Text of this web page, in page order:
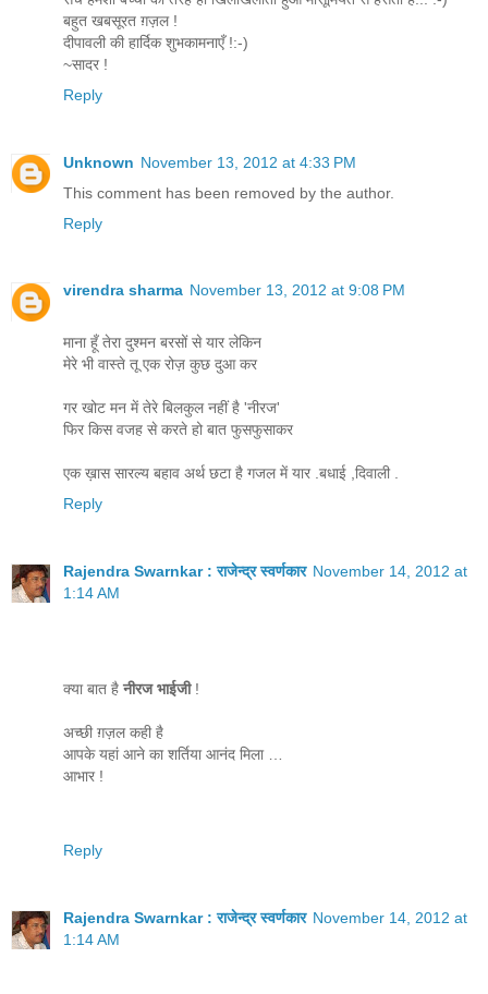
बहुत खबसूरत ग़ज़ल !
दीपावली की हार्दिक शुभकामनाएँ !:-)
~सादर !
Reply
Unknown November 13, 2012 at 4:33 PM
This comment has been removed by the author.
Reply
virendra sharma November 13, 2012 at 9:08 PM
माना हूँ तेरा दुश्मन बरसों से यार लेकिन
मेरे भी वास्ते तू एक रोज़ कुछ दुआ कर
गर खोट मन में तेरे बिलकुल नहीं है 'नीरज'
फिर किस वजह से करते हो बात फुसफुसाकर
एक ख़ास सारल्य बहाव अर्थ छटा है गजल में यार .बधाई ,दिवाली .
Reply
Rajendra Swarnkar : राजेन्द्र स्वर्णकार November 14, 2012 at
1:14 AM
क्या बात है नीरज भाईजी !
अच्छी ग़ज़ल कही है
आपके यहां आने का शर्तिया आनंद मिला …
आभार !
Reply
Rajendra Swarnkar : राजेन्द्र स्वर्णकार November 14, 2012 at
1:14 AM